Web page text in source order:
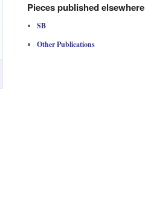
Pieces published elsewhere
SB
Other Publications